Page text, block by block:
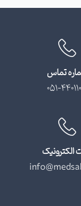
تماس
051-
الکترونیک